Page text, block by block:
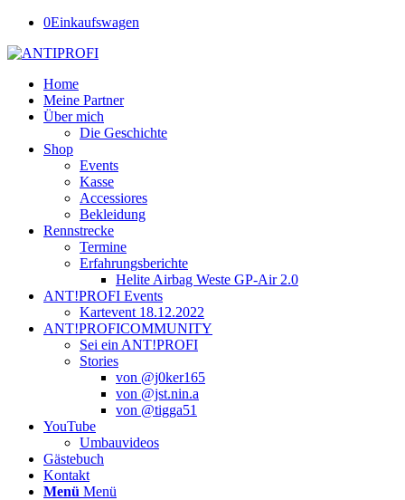
0Einkaufswagen
Home
Meine Partner
Über mich
Die Geschichte
Shop
Events
Kasse
Accessiores
Bekleidung
Rennstrecke
Termine
Erfahrungsberichte
Helite Airbag Weste GP-Air 2.0
ANT!PROFI Events
Kartevent 18.12.2022
ANT!PROFICOMMUNITY
Sei ein ANT!PROFI
Stories
von @j0ker165
von @jst.nin.a
von @tigga51
YouTube
Umbauvideos
Gästebuch
Kontakt
Menü Menü